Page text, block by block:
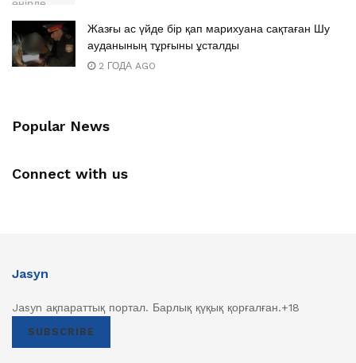
Жазғы ас үйде бір қап марихуана сақтаған Шу
ауданының тұрғыны ұсталды
2 ГОДА AGO
Popular News
Connect with us
Jasyn
Jasyn ақпараттық портал. Барлық қүқық қорғалған.+18
SUBSCRIBE